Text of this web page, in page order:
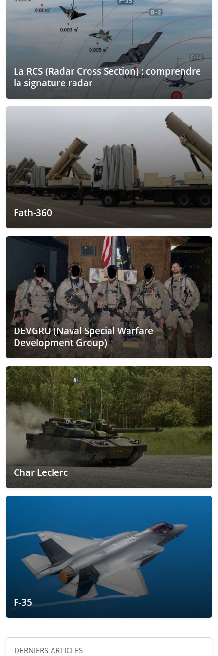
La RCS (Radar Cross Section) : comprendre
la signature radar
Fath-360
DEVGRU (Naval Special Warfare
Development Group)
Char Leclerc
F-35
DERNIERS ARTICLES